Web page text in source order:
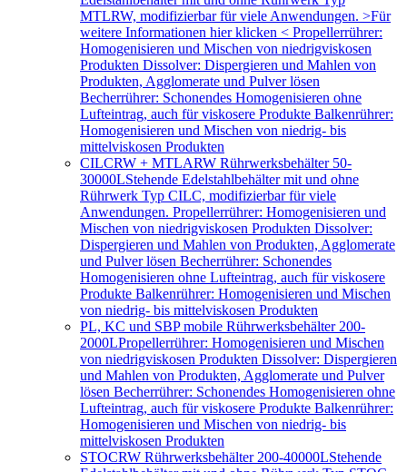
MTLRW, modifizierbar für viele Anwendungen. >Für
weitere Informationen hier klicken < Propellerrührer:
Homogenisieren und Mischen von niedrigviskosen
Produkten Dissolver: Dispergieren und Mahlen von
Produkten, Agglomerate und Pulver lösen
Becherrührer: Schonendes Homogenisieren ohne
Lufteintrag, auch für viskosere Produkte Balkenrührer:
Homogenisieren und Mischen von niedrig- bis
mittelviskosen Produkten
CILCRW + MTLARW Rührwerksbehälter 50-
30000LStehende Edelstahlbehälter mit und ohne
Rührwerk Typ CILC, modifizierbar für viele
Anwendungen. Propellerrührer: Homogenisieren und
Mischen von niedrigviskosen Produkten Dissolver:
Dispergieren und Mahlen von Produkten, Agglomerate
und Pulver lösen Becherrührer: Schonendes
Homogenisieren ohne Lufteintrag, auch für viskosere
Produkte Balkenrührer: Homogenisieren und Mischen
von niedrig- bis mittelviskosen Produkten
PL, KC und SBP mobile Rührwerksbehälter 200-
2000LPropellerrührer: Homogenisieren und Mischen
von niedrigviskosen Produkten Dissolver: Dispergieren
und Mahlen von Produkten, Agglomerate und Pulver
lösen Becherrührer: Schonendes Homogenisieren ohne
Lufteintrag, auch für viskosere Produkte Balkenrührer:
Homogenisieren und Mischen von niedrig- bis
mittelviskosen Produkten
STOCRW Rührwerksbehälter 200-40000LStehende